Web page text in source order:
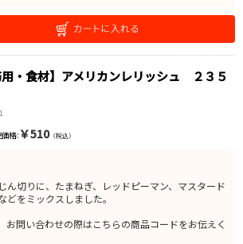
用・食材】アメリカンレリッシュ ２３５
格 : ￥510（税込）
ん切りに、たまねぎ、レッドピーマン、マスタード
をミックスしました。
問い合わせの際はこちらの商品コードをお伝えく